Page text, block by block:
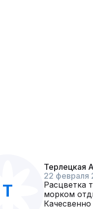
Т
Терлецкая
22 февраля
Расцветка
морком